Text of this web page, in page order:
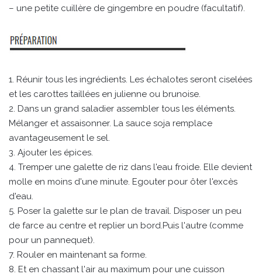
– une petite cuillère de gingembre en poudre (facultatif).
1. Réunir tous les ingrédients. Les échalotes seront ciselées
et les carottes taillées en julienne ou brunoise.
2. Dans un grand saladier assembler tous les éléments.
Mélanger et assaisonner. La sauce soja remplace
avantageusement le sel.
3. Ajouter les épices.
4. Tremper une galette de riz dans l'eau froide. Elle devient
molle en moins d'une minute. Egouter pour ôter l'excès
d'eau.
5. Poser la galette sur le plan de travail. Disposer un peu
de farce au centre et replier un bord.Puis l'autre (comme
pour un pannequet).
7. Rouler en maintenant sa forme.
8. Et en chassant l'air au maximum pour une cuisson